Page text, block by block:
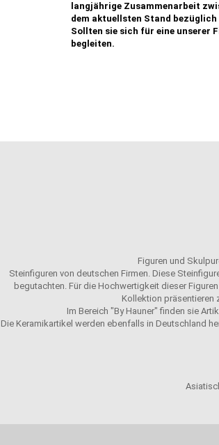
langjährige Zusammenarbeit
dem aktuellsten Stand
Sollten sie sich für eine unserer
begleiten.
Figuren und
Steinfiguren von deutschen Firmen. Diese
begutachten. Für die Hochwertigkeit dieser
Kollektion präsentieren
Im Bereich "By Hauner" finden sie
Die Keramikartikel werden ebenfalls in Deutschland